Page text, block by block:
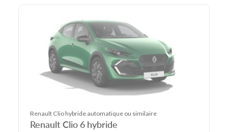
Renault Clio hybride automatique ou similaire
Renault Clio 6 hybride